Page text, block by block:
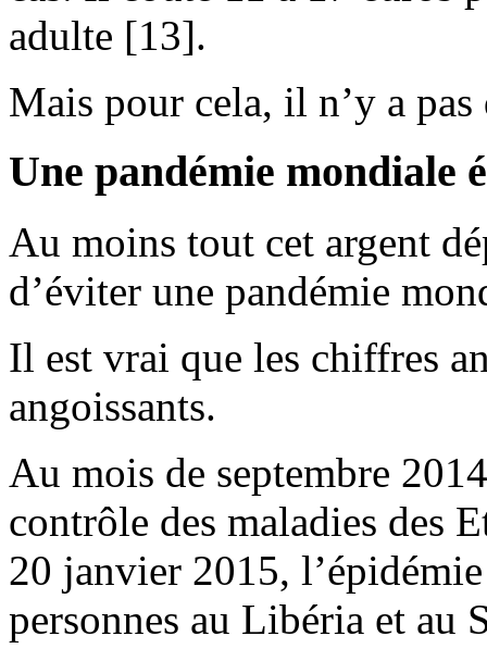
adulte [13].
Mais pour cela, il n’y a pas
Une pandémie mondiale
Au moins tout cet argent
d’éviter une pandémie
Il est vrai que les chiffres
angoissants.
Au mois de septembre
contrôle des maladies des
20 janvier 2015,
personnes au Libéria et au